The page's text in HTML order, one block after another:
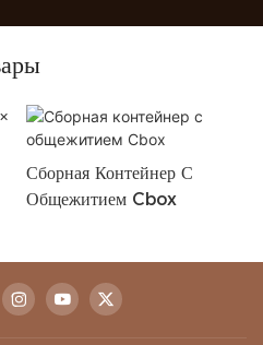
Сборная Контейнер С
Общежитием Cbox